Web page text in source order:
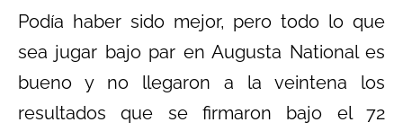
Podía haber sido mejor, pero todo lo que
sea jugar bajo par en Augusta National es
bueno y no llegaron a la veintena los
resultados que se firmaron bajo el 72